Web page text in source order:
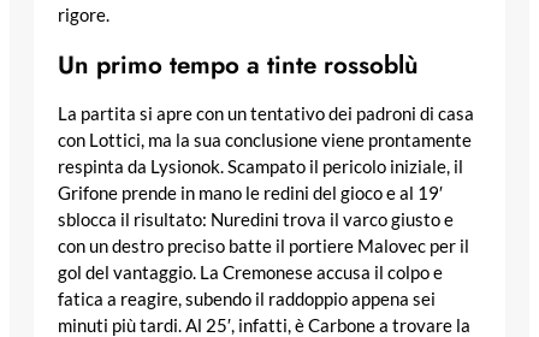
rigore.
Un primo tempo a tinte rossoblù
La partita si apre con un tentativo dei padroni di casa
con Lottici, ma la sua conclusione viene prontamente
respinta da Lysionok. Scampato il pericolo iniziale, il
Grifone prende in mano le redini del gioco e al 19′
sblocca il risultato: Nuredini trova il varco giusto e
con un destro preciso batte il portiere Malovec per il
gol del vantaggio. La Cremonese accusa il colpo e
fatica a reagire, subendo il raddoppio appena sei
minuti più tardi. Al 25′, infatti, è Carbone a trovare la